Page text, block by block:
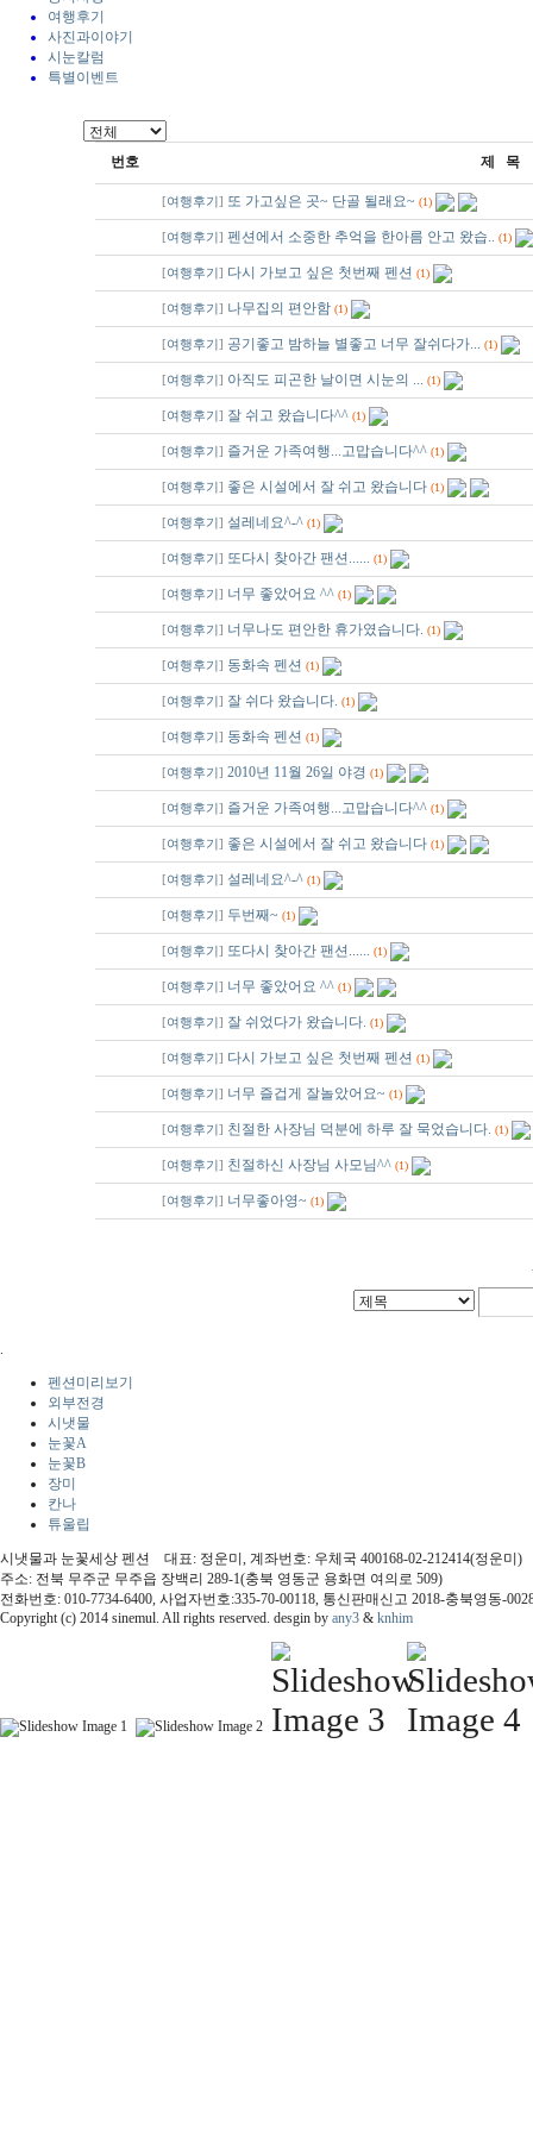
여행후기
사진과이야기
시눈칼럼
특별이벤트
번호 제 목
[여행후기 ] 또 가고싶은 곳~ 단골 될래요~ (1)
[여행후기 ] 펜션에서 소중한 추억을 한아름 안고 왔습.. (1)
[여행후기 ] 다시 가보고 싶은 첫번째 펜션 (1)
[여행후기 ] 나무집의 편안함 (1)
[여행후기 ] 공기좋고 밤하늘 별좋고 너무 잘쉬다가... (1)
[여행후기 ] 아직도 피곤한 날이면 시눈의 ... (1)
[여행후기 ] 잘 쉬고 왔습니다^^ (1)
[여행후기 ] 즐거운 가족여행...고맙습니다^^ (1)
[여행후기 ] 좋은 시설에서 잘 쉬고 왔습니다 (1)
[여행후기 ] 설레네요^-^ (1)
[여행후기 ] 또다시 찾아간 팬션...... (1)
[여행후기 ] 너무 좋았어요 ^^ (1)
[여행후기 ] 너무나도 편안한 휴가였습니다. (1)
[여행후기 ] 동화속 펜션 (1)
[여행후기 ] 잘 쉬다 왔습니다. (1)
[여행후기 ] 동화속 펜션 (1)
[여행후기 ] 2010년 11월 26일 야경 (1)
[여행후기 ] 즐거운 가족여행...고맙습니다^^ (1)
[여행후기 ] 좋은 시설에서 잘 쉬고 왔습니다 (1)
[여행후기 ] 설레네요^-^ (1)
[여행후기 ] 두번째~ (1)
[여행후기 ] 또다시 찾아간 팬션...... (1)
[여행후기 ] 너무 좋았어요 ^^ (1)
[여행후기 ] 잘 쉬었다가 왔습니다. (1)
[여행후기 ] 다시 가보고 싶은 첫번째 펜션 (1)
[여행후기 ] 너무 즐겁게 잘놀았어요~ (1)
[여행후기 ] 친절한 사장님 덕분에 하루 잘 묵었습니다. (1)
[여행후기 ] 친절하신 사장님 사모님^^ (1)
[여행후기 ] 너무좋아영~ (1)
.
펜션미리보기
외부전경
시냇물
눈꽃A
눈꽃B
장미
칸나
튜울립
시냇물과 눈꽃세상 펜션 대표: 정운미, 계좌번호: 우체국 400168-02-212414(정운미)
주소: 전북 무주군 무주읍 장백리 289-1(충북 영동군 용화면 여의로 509)
전화번호: 010-7734-6400, 사업자번호:335-70-00118, 통신판매신고 2018-충북영동-
Copyright (c) 2014 sinemul. All rights reserved. desgin by any3 & knhim